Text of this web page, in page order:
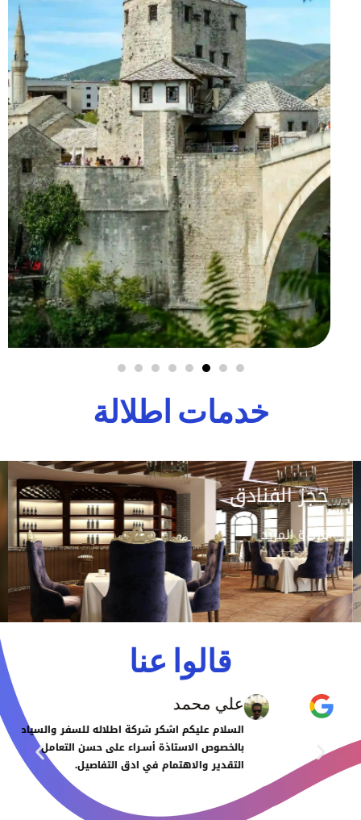
خدمات اطلالة
حجز الفنادق
قراءة المزيد
قالوا عنا
علي محمد
السلام عليكم اشكر شركة اطلاله للسفر والسياحه
بالخصوص الاستاذة أسـراء على حسن التعامل
التقدير والاهتمام في ادق التفاصيل.